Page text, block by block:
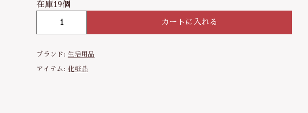
在庫19個
L
G
O
カートに入れる
ブランド: 生活用品
アイテム:化粧品